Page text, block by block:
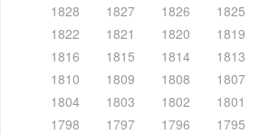
1828
1827 1826 1825
1822
1821 1820 1819
1816
1815 1814 1813
1810
1809 1808 1807
1804
1803 1802 1801
1798
1797 1796 1795